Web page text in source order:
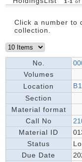
1 -1 of
Click a number to
collection.
No.
Volumes
Location
Section
Material format
Call No
Material ID
Status
Due Date